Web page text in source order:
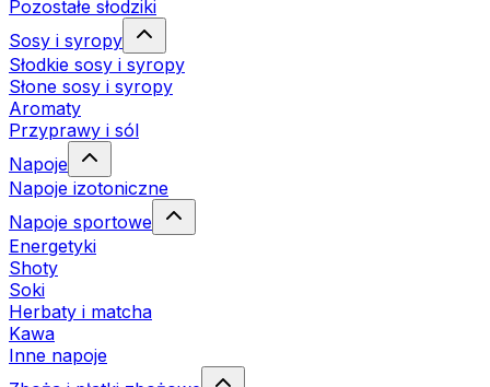
Pozostałe słodziki
Sosy i syropy
Słodkie sosy i syropy
Słone sosy i syropy
Aromaty
Przyprawy i sól
Napoje
Napoje izotoniczne
Napoje sportowe
Energetyki
Shoty
Soki
Herbaty i matcha
Kawa
Inne napoje